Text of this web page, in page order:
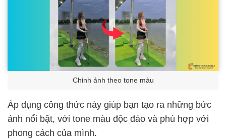
Chỉnh ảnh theo tone màu
Áp dụng công thức này giúp bạn tạo ra những bức
ảnh nổi bật, với tone màu độc đáo và phù hợp với
phong cách của mình.